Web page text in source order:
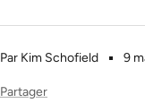
Par Kim Schofield 9
Partager